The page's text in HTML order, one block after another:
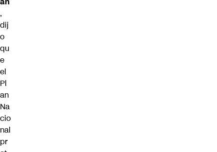
,
dij
o
qu
e
el
Pl
an
Na
cio
nal
pr